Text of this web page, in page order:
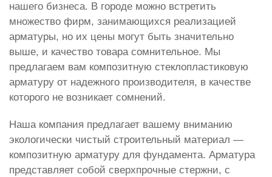
нашего бизнеса. В городе можно встретить
множество фирм, занимающихся реализацией
арматуры, но их цены могут быть значительно
выше, и качество товара сомнительное. Мы
предлагаем вам композитную стеклопластиковую
арматуру от надежного производителя, в качестве
которого не возникает сомнений.
Наша компания предлагает вашему вниманию
экологически чистый строительный материал —
композитную арматуру для фундамента. Арматура
представляет собой сверхпрочные стержни, с